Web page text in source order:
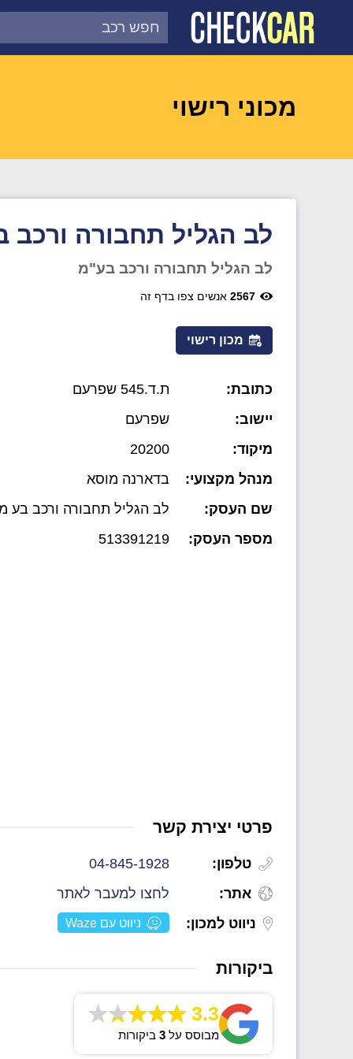
מכוני רישוי
לב הגליל תחבורה ורכב
לב הגליל תחבורה ורכב בע"מ
2567 אנשים צפו בדף זה
מכון רישוי
כתובת:
ת.ד.545 שפרעם
יישוב:
שפרעם
מיקוד:
20200
מנהל מקצועי:
בדארנה מוסא
שם העסק:
לב הגליל תחבורה ורכב בע
מספר העסק:
513391219
פרטי יצירת קשר
טלפון:
04-845-1928
אתר:
לחצו למעבר לאתר
ניווט למכון:
ניווט עם Waze
ביקורות
3.3
מבוסס על 3 ביקורות